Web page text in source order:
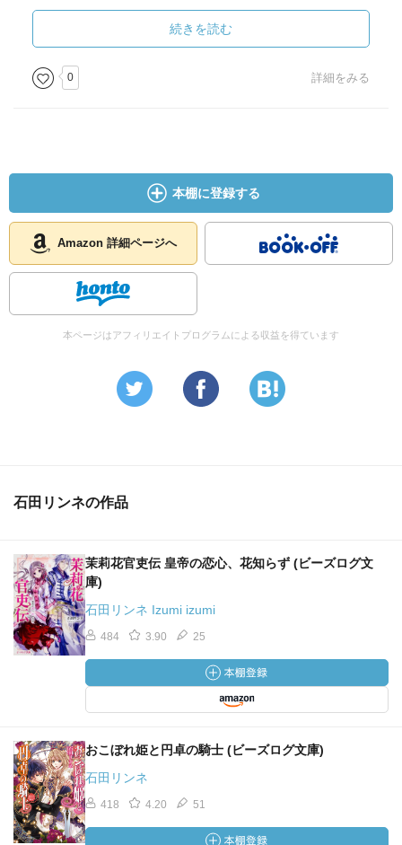
つく部分も今回は感じられたかなという気がします。
私がこのシリーズを知った段階で、既に三巻まで出てい
て、そこまでは本当に面白くて一気読みでした。この前巻
に当たる第三巻を読み終えてから、ずっと続刊が出るのを
莉杏がどんな素敵な女性に成長するか、皇帝暁月との仲は
どのように発展するのか。
見届けたい想いは今までと変わらず、あるにはあるのです
が、、、
次巻に期待です。
続きを読む
0 詳細をみる
本棚に登録する
Amazon 詳細ページへ
本ページはアフィリエイトプログラムによる収益を得ています
石田リンネの作品
茉莉花官吏伝 皇帝の恋心、花知らず (ビーズログ文
庫)
石田リンネ Izumi izumi
484 3.90 25
おこぼれ姫と円卓の騎士 (ビーズログ文庫)
石田リンネ
418 4.20 51